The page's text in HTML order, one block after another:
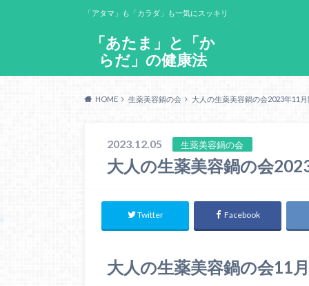
「あたま」と「か
らだ」の健康法
「アタマ」も「カラダ」も一気にスッキリ
HOME 生薬美容鍋の会 大人の生薬美容鍋の会2023年11
2023.12.05 生薬美容鍋の会
大人の生薬美容鍋の会
Twitter Facebook
大人の生薬美容鍋の会11